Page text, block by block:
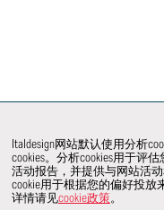
Italdesign网站默认使用分析
cookies。分析cookies用于评
活动报告，并提供与网站活
cookie用于根据您的偏好投放
详情请见cookie政策。